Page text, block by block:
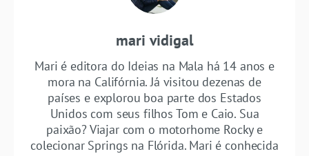
mari vidigal
Mari é editora do Ideias na Mala há 14 anos e
mora na Califórnia. Já visitou dezenas de
países e explorou boa parte dos Estados
Unidos com seus filhos Tom e Caio. Sua
paixão? Viajar com o motorhome Rocky e
colecionar Springs na Flórida. Mari é conhecida